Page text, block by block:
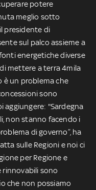
potere
meglio sotto
presidente di
sul palco assieme a
energetiche diverse
mettere a terra 4mila
è un problema che
sono
aggiungere: "Sardegna
non stanno facendo i
di governo”, ha
sulle Regioni e noi ci
per Regione e
rinnovabili sono
che non possiamo